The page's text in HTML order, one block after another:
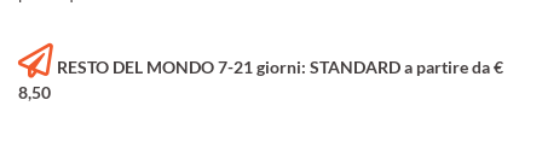
RESTO DEL MONDO 7-21 giorni: STANDARD a partire da €
8,50